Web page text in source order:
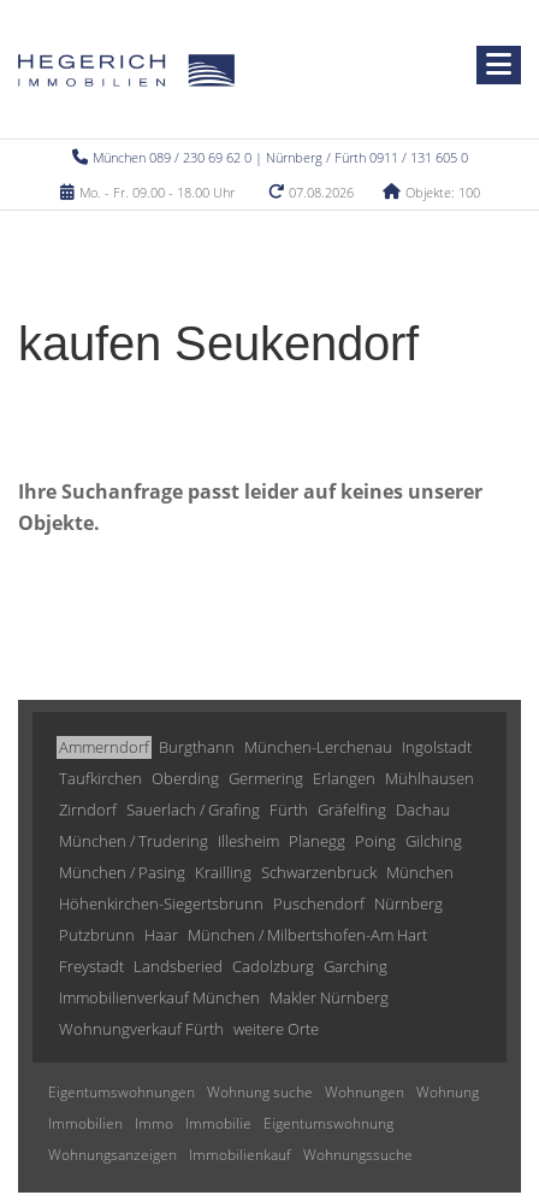
München 089 / 230 69 62 0 | Nürnberg / Fürth 0911 / 131 605 0
Mo. - Fr. 09.00 - 18.00 Uhr
07.08.2026 Objekte: 100
kaufen Seukendorf
Ihre Suchanfrage passt leider auf keines unserer
Objekte.
Ammerndorf Burgthann München-Lerchenau Ingolstadt
Taufkirchen Oberding Germering Erlangen Mühlhausen
Zirndorf Sauerlach / Grafing Fürth Gräfelfing Dachau
München / Trudering Illesheim Planegg Poing Gilching
München / Pasing Krailling Schwarzenbruck München
Höhenkirchen-Siegertsbrunn Puschendorf Nürnberg
Putzbrunn Haar München / Milbertshofen-Am Hart
Freystadt Landsberied Cadolzburg Garching
Immobilienverkauf München Makler Nürnberg
Wohnungverkauf Fürth weitere Orte
Eigentumswohnungen Wohnung suche Wohnungen
Wohnung
Immobilien
Immo Immobilie
Eigentumswohnung
Wohnungsanzeigen
Immobilienkauf Wohnungssuche